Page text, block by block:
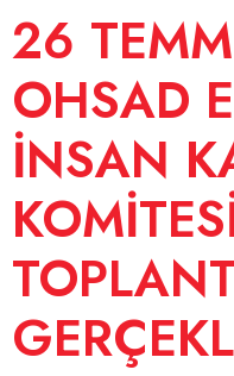
26
OHSAD
İNSAN